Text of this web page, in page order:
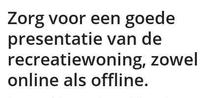
Zorg voor een goede
presentatie van de
recreatiewoning, zowel
online als offline.